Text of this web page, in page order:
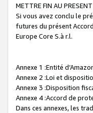
METTRE FIN AU
Si vous avez conclu le
futures du présent
Europe Core S.à r.l.
Annexe 1 :Entité
Annexe 2 :Loi et
Annexe 3 :Disposition
Annexe 4 :Accord de
Dans ces annexes, les